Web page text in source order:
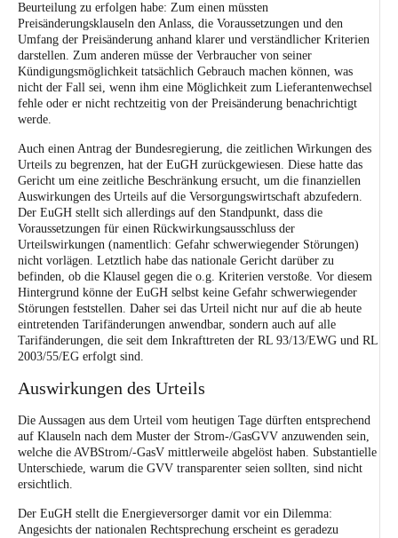
Beurteilung zu erfolgen habe: Zum einen müssten
Preisänderungsklauseln den Anlass, die Voraussetzungen und den
Umfang der Preisänderung anhand klarer und verständlicher Kriterien
darstellen. Zum anderen müsse der Verbraucher von seiner
Kündigungsmöglichkeit tatsächlich Gebrauch machen können, was
nicht der Fall sei, wenn ihm eine Möglichkeit zum Lieferantenwechsel
fehle oder er nicht rechtzeitig von der Preisänderung benachrichtigt
werde.
Auch einen Antrag der Bundesregierung, die zeitlichen Wirkungen des
Urteils zu begrenzen, hat der EuGH zurückgewiesen. Diese hatte das
Gericht um eine zeitliche Beschränkung ersucht, um die finanziellen
Auswirkungen des Urteils auf die Versorgungswirtschaft abzufedern.
Der EuGH stellt sich allerdings auf den Standpunkt, dass die
Voraussetzungen für einen Rückwirkungsausschluss der
Urteilswirkungen (namentlich: Gefahr schwerwiegender Störungen)
nicht vorlägen. Letztlich habe das nationale Gericht darüber zu
befinden, ob die Klausel gegen die o.g. Kriterien verstoße. Vor diesem
Hintergrund könne der EuGH selbst keine Gefahr schwerwiegender
Störungen feststellen. Daher sei das Urteil nicht nur auf die ab heute
eintretenden Tarifänderungen anwendbar, sondern auch auf alle
Tarifänderungen, die seit dem Inkrafttreten der RL 93/13/EWG und RL
2003/55/EG erfolgt sind.
Auswirkungen des Urteils
Die Aussagen aus dem Urteil vom heutigen Tage dürften entsprechend
auf Klauseln nach dem Muster der Strom-/GasGVV anzuwenden sein,
welche die AVBStrom/-GasV mittlerweile abgelöst haben. Substantielle
Unterschiede, warum die GVV transparenter seien sollten, sind nicht
ersichtlich.
Der EuGH stellt die Energieversorger damit vor ein Dilemma:
Angesichts der nationalen Rechtsprechung erscheint es geradezu